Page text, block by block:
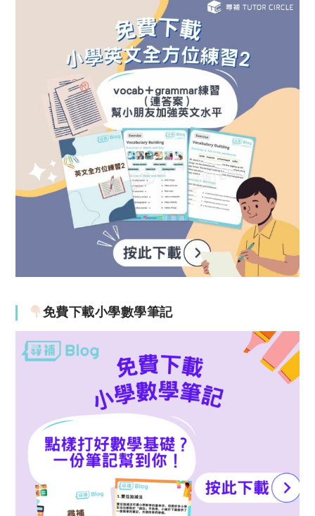
免費下載小學數學筆記